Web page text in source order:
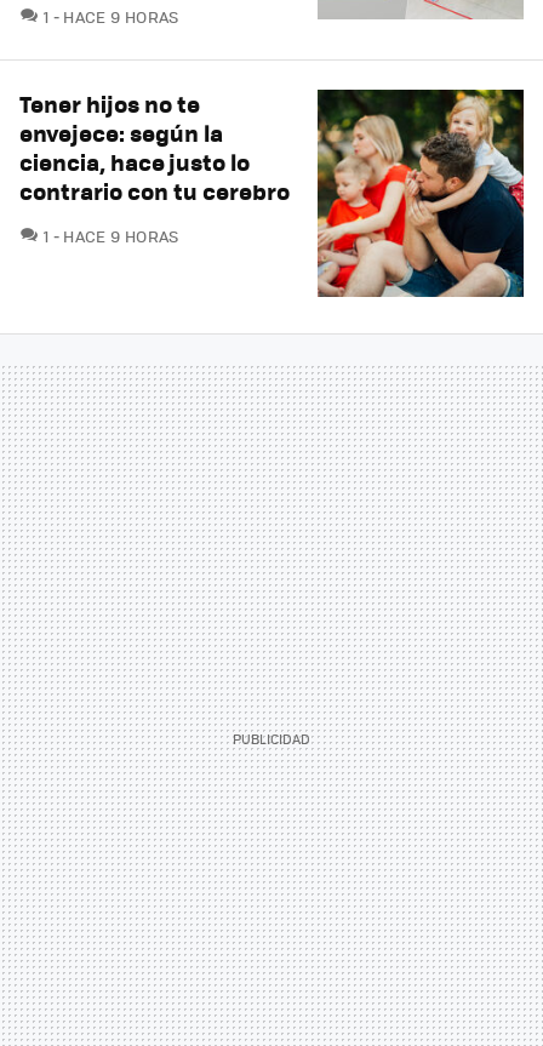
1 COMENTARIOS
HACE 9 HORAS
Tener hijos no te
envejece: según la
ciencia, hace justo lo
contrario con tu cerebro
1 COMENTARIOS
HACE 9 HORAS